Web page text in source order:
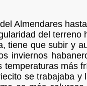
Almendares
del
tiene que subir y
inviernos
temperaturas más
se trabajaba